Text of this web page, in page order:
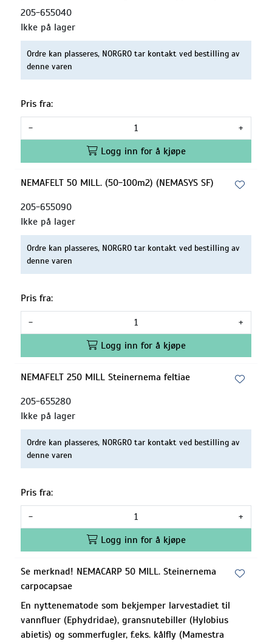
205-655040
Ikke på lager
Ordre kan plasseres, NORGRO tar kontakt ved bestilling av
denne varen
Pris fra:
-
+
Logg inn for å kjøpe
NEMAFELT 50 MILL. (50-100m2) (NEMASYS SF)
205-655090
Ikke på lager
Ordre kan plasseres, NORGRO tar kontakt ved bestilling av
denne varen
Pris fra:
-
+
Logg inn for å kjøpe
NEMAFELT 250 MILL Steinernema feltiae
205-655280
Ikke på lager
Ordre kan plasseres, NORGRO tar kontakt ved bestilling av
denne varen
Pris fra:
-
+
Logg inn for å kjøpe
Se merknad! NEMACARP 50 MILL. Steinernema
carpocapsae
En nyttenematode som bekjemper larvestadiet til
vannfluer (Ephydridae), gransnutebiller (Hylobius
abietis) og sommerfugler, f.eks. kålfly (Mamestra